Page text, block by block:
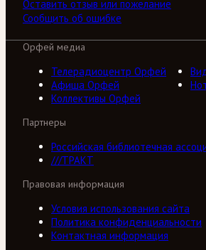
Оставить отзыв или пожелание
Сообщить об ошибке
Орфей медиа
Телерадиоцентр Орфей
Афиша Орфей
Коллективы Орфей
Партнеры
Российская библиотечная
///ТРАКТ
Правовая информация
Условия использования сайта
Политика конфиденциальности
Контактная информация